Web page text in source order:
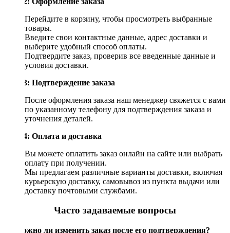
Перейдите в корзину, чтобы просмотреть выбранные
товары.
Введите свои контактные данные, адрес доставки и
выберите удобный способ оплаты.
Подтвердите заказ, проверив все введенные данные и
условия доставки.
Шаг 3: Подтверждение заказа
После оформления заказа наш менеджер свяжется с вами
по указанному телефону для подтверждения заказа и
уточнения деталей.
Шаг 4: Оплата и доставка
Вы можете оплатить заказ онлайн на сайте или выбрать
оплату при получении.
Мы предлагаем различные варианты доставки, включая
курьерскую доставку, самовывоз из пункта выдачи или
доставку почтовыми службами.
Часто задаваемые вопросы
Возможно ли изменить заказ после его подтверждения?